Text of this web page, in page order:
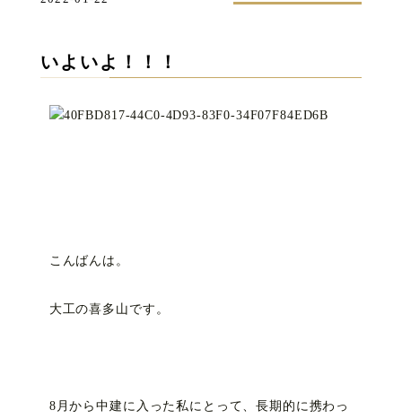
いよいよ！！！
こんばんは。
大工の喜多山です。
8月から中建に入った私にとって、長期的に携わっ